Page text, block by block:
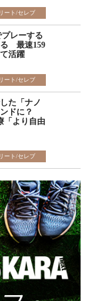
ート/セレブ
レーする
る 最速159
活躍
ート/セレブ
た「ナノ
ンドに？
「より自由
ート/セレブ